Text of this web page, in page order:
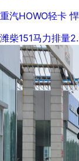
重汽HOWO轻卡
潍柴151马力排量